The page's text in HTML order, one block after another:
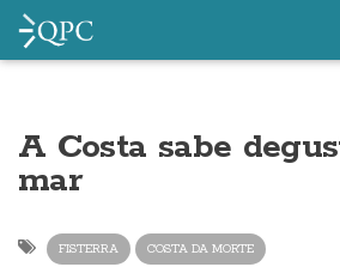
A Costa sabe
mar
FISTERRA COSTA DA MORTE